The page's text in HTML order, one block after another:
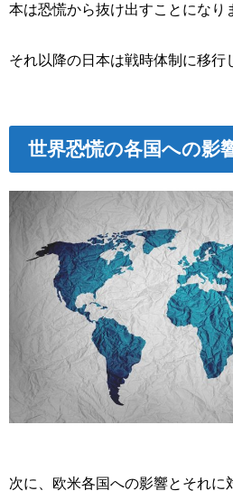
本は恐慌から抜け出すことになり
それ以降の日本は戦時体制に移行
世界恐慌の各国への影
次に、欧米各国への影響とそれに